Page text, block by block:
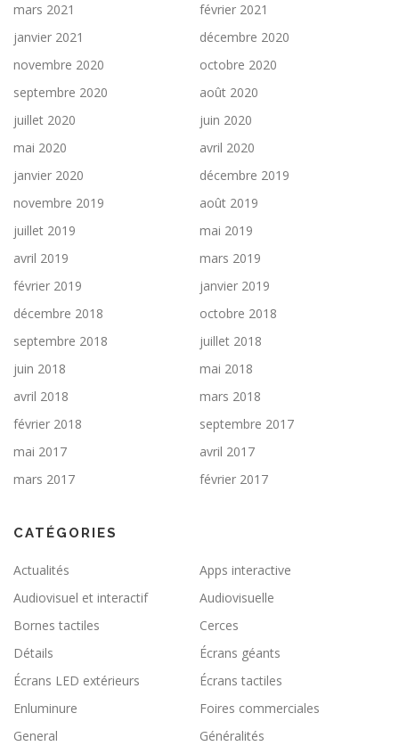
mars 2021
février 2021
janvier 2021
décembre 2020
novembre 2020
octobre 2020
septembre 2020
août 2020
juillet 2020
juin 2020
mai 2020
avril 2020
janvier 2020
décembre 2019
novembre 2019
août 2019
juillet 2019
mai 2019
avril 2019
mars 2019
février 2019
janvier 2019
décembre 2018
octobre 2018
septembre 2018
juillet 2018
juin 2018
mai 2018
avril 2018
mars 2018
février 2018
septembre 2017
mai 2017
avril 2017
mars 2017
février 2017
CATÉGORIES
Actualités
Apps interactive
Audiovisuel et interactif
Audiovisuelle
Bornes tactiles
Cerces
Détails
Écrans géants
Écrans LED extérieurs
Écrans tactiles
Enluminure
Foires commerciales
General
Généralités